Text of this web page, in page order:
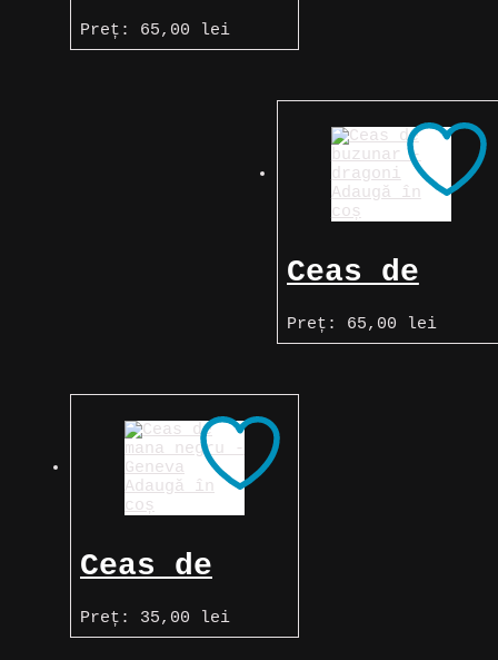
buzunar cu
dragoni
Preț: 65,00 lei
Adaugă în
coș
Ceas de
buzunar
vintage, cu
dragon
Preț: 65,00 lei
Adaugă în
coș
Ceas de
mână negru,
cu calendar
Preț: 35,00 lei